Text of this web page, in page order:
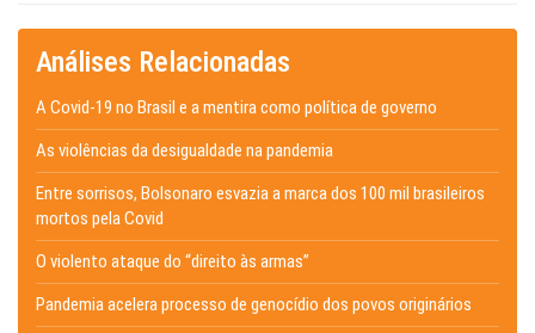
Análises Relacionadas
A Covid-19 no Brasil e a mentira como política de governo
As violências da desigualdade na pandemia
Entre sorrisos, Bolsonaro esvazia a marca dos 100 mil brasileiros
mortos pela Covid
O violento ataque do “direito às armas”
Pandemia acelera processo de genocídio dos povos originários